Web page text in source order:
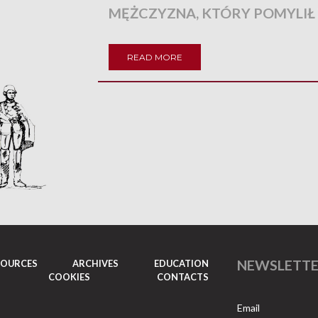
MĘŻCZYZNA, KTÓRY
READ MORE
ARCHIVES
EDUCATION
COOKIES
CONTACTS
Email